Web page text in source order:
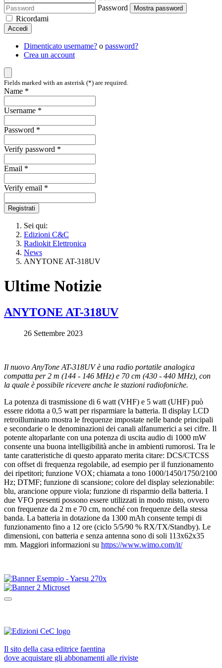
Password
Mostra password
Ricordami
Accedi
Dimenticato username? o password?
Crea un account
Fields marked with an asterisk (*) are required.
Name *
Username *
Password *
Verify password *
Email *
Verify email *
Registrati
Sei qui:
Edizioni C&C
Radiokit Elettronica
News
ANYTONE AT-318UV
Ultime Notizie
ANYTONE AT-318UV
26 Settembre 2023
Il nuovo AnyTone AT-318UV è una radio portatile analogica
compatta per 2 m (144 - 146 MHz) e 70 cm (430 - 440 MHz), con
la quale è possibile ricevere anche le stazioni radiofoniche.
La potenza di trasmissione di 6 watt (VHF) e 5 watt (UHF) può
essere ridotta a 0,5 watt per risparmiare la batteria. Il display LCD
retroilluminato mostra le frequenze impostate nelle bande principali
e secondarie o le denominazioni dei canali alfanumerici a sei cifre. Il
potente altoparlante con una potenza di uscita audio di 1000 mW
consente una buona intelligibilità anche in ambienti rumorosi. Tra le
tante caratteristiche di questo apparato merita citare: DCS/CTCSS
con offset di frequenza regolabile, ad esempio per il funzionamento
dei ripetitori; funzione VOX; chiamata a tono 1000/1450/1750/2100
Hz; DTMF; funzione di scansione; colore del display selezionabile:
blu, arancione oppure viola; funzione di risparmio della batteria. I
due VFO presenti possono essere utilizzati in modo misto, ovvero
con frequenze da 2 m e 70 cm, nonché con frequenze della stessa
banda. La batteria in dotazione da 1300 mAh consente tempi di
funzionamento fino a 12 ore (ciclo 5/5/90 % RX/TX/Standby). Le
dimensioni, con batteria e senza antenna sono di soli 113x62x35
mm. Maggiori informazioni su https://www.wimo.com/it/
Il sito della casa editrice faentina
dove acquistare gli abbonamenti alle riviste